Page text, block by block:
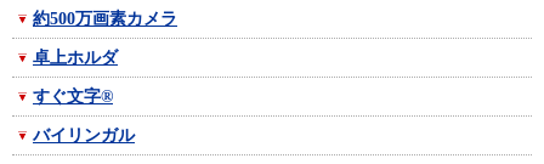
約500万画素カメラ
卓上ホルダ
すぐ文字®
バイリンガル